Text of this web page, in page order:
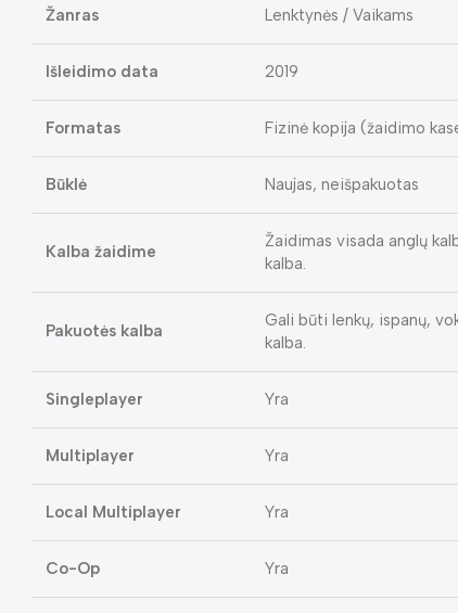
Žanras Lenktynės / Vaikams
Išleidimo data 2019
Formatas Fizinė kopija (žaidimo
Būklė Naujas, neišpakuotas
Kalba žaidime
Žaidimas visada anglų
kalba.
Pakuotės kalba
Gali būti lenkų, ispanų,
kalba.
Singleplayer Yra
Multiplayer Yra
Local Multiplayer Yra
Co-Op Yra